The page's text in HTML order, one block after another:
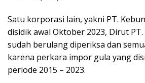
Satu korporasi lain, yakni PT.
disidik awal Oktober 2023, Dirut PT.
sudah berulang diperiksa dan
karena perkara impor gula yang
periode 2015 – 2023.